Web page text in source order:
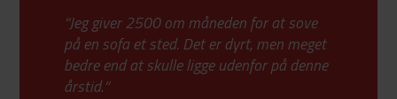
“Jeg giver 2500 om måneden for at sove
på en sofa et sted. Det er dyrt, men meget
bedre end at skulle ligge udenfor på denne
årstid.“